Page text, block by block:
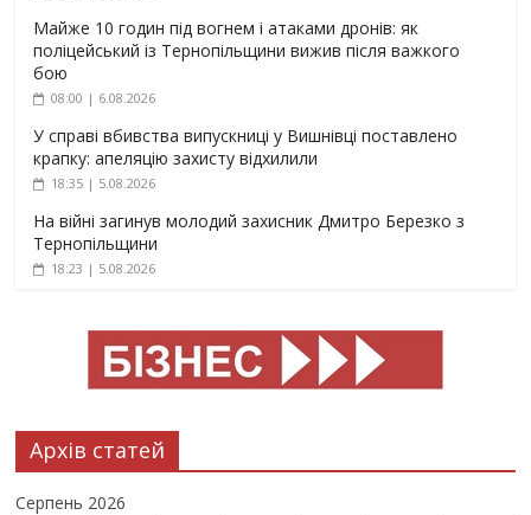
Майже 10 годин під вогнем і атаками дронів: як
поліцейський із Тернопільщини вижив після важкого
бою
08:00 | 6.08.2026
У справі вбивства випускниці у Вишнівці поставлено
крапку: апеляцію захисту відхилили
18:35 | 5.08.2026
На війні загинув молодий захисник Дмитро Березко з
Тернопільщини
18:23 | 5.08.2026
Архів статей
Серпень 2026